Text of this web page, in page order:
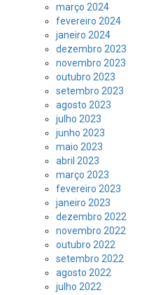
março 2024
fevereiro 2024
janeiro 2024
dezembro 2023
novembro 2023
outubro 2023
setembro 2023
agosto 2023
julho 2023
junho 2023
maio 2023
abril 2023
março 2023
fevereiro 2023
janeiro 2023
dezembro 2022
novembro 2022
outubro 2022
setembro 2022
agosto 2022
julho 2022